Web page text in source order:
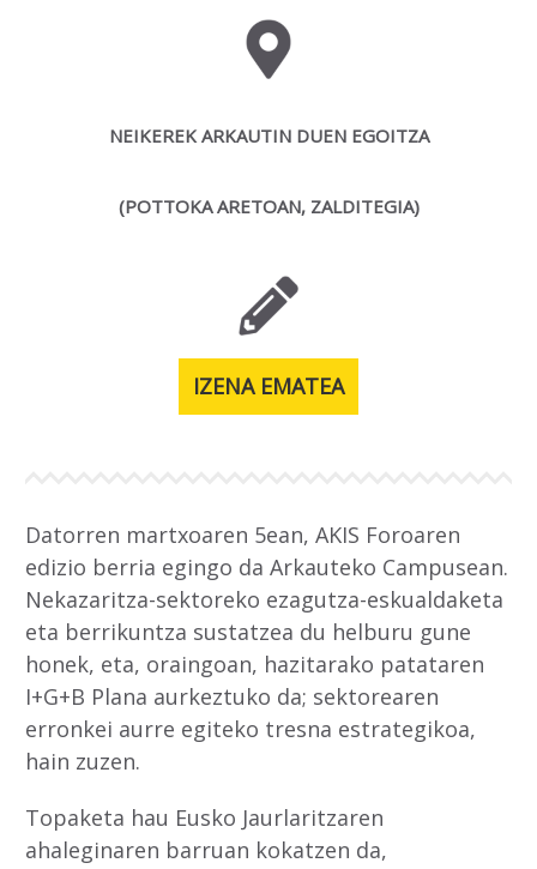
NEIKEREK ARKAUTIN DUEN EGOITZA
(POTTOKA ARETOAN, ZALDITEGIA)
IZENA EMATEA
Datorren martxoaren 5ean, AKIS Foroaren
edizio berria egingo da Arkauteko Campusean.
Nekazaritza-sektoreko ezagutza-eskualdaketa
eta berrikuntza sustatzea du helburu gune
honek, eta, oraingoan, hazitarako patataren
I+G+B Plana aurkeztuko da; sektorearen
erronkei aurre egiteko tresna estrategikoa,
hain zuzen.
Topaketa hau Eusko Jaurlaritzaren
ahaleginaren barruan kokatzen da,